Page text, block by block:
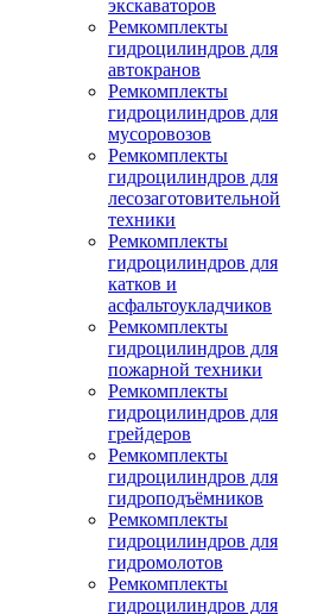
экскаваторов
Ремкомплекты
гидроцилиндров для
автокранов
Ремкомплекты
гидроцилиндров для
мусоровозов
Ремкомплекты
гидроцилиндров для
лесозаготовительной
техники
Ремкомплекты
гидроцилиндров для
катков и
асфальтоукладчиков
Ремкомплекты
гидроцилиндров для
пожарной техники
Ремкомплекты
гидроцилиндров для
грейдеров
Ремкомплекты
гидроцилиндров для
гидроподъёмников
Ремкомплекты
гидроцилиндров для
гидромолотов
Ремкомплекты
гидроцилиндров для